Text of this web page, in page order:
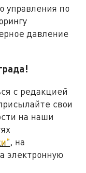
управления по
давление
с редакцией
свои
на наши
, на
электронную